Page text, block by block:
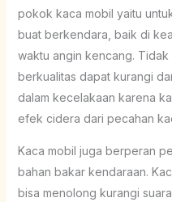
pokok kaca mobil yaitu
buat berkendara, baik di
waktu angin kencang.
berkualitas dapat kurangi
dalam kecelakaan karena
efek cidera dari pecahan
Kaca mobil juga berperan
bahan bakar kendaraan.
bisa menolong kurangi